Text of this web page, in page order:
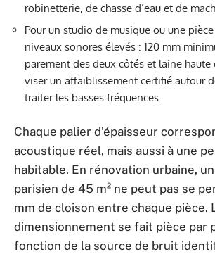
robinetterie, de chasse d’eau et de
Pour un studio de musique ou une
niveaux sonores élevés : 120 mm
parement des deux côtés et laine
viser un affaiblissement certifié autour
traiter les basses fréquences.
Chaque palier d’épaisseur
acoustique réel, mais aussi à une
habitable. En rénovation urbaine,
parisien de 45 m² ne peut pas se
mm de cloison entre chaque pièce.
dimensionnement se fait pièce par
fonction de la source de bruit